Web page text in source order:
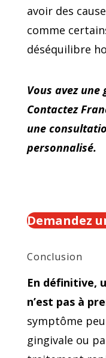
avoir des
comme
déséquilibre
Vous avez une
Contactez
une
personnalisé.
Demandez
Conclusion
En définitive,
n’est pas à
symptôme
gingivale ou